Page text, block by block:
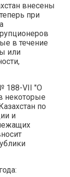
внесены
при
в течение
или
188-VII "О
некоторые
по
и